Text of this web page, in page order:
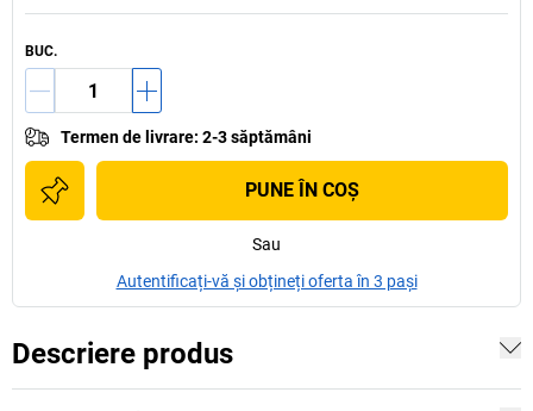
BUC.
Termen de livrare: 2-3 săptămâni
PUNE ÎN COŞ
Sau
Autentificați-vă și obțineți oferta în 3 pași
Descriere produs